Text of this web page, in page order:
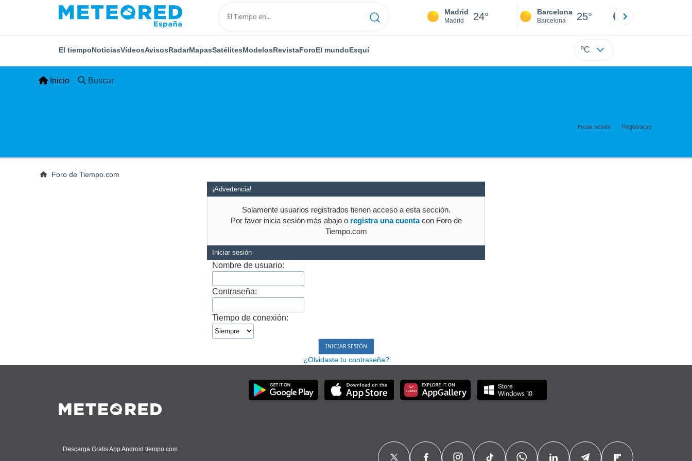
Madrid
Madrid 24° Barcelona
Barcelona 25°
El tiempoNoticiasVídeosAvisosRadarMapasSatélitesModelosRevistaForoEl mundoEsquí ºC
Inicio Buscar
Iniciar sesión Registrarse
Foro de Tiempo.com
¡Advertencia!
Solamente usuarios registrados tienen acceso a esta sección.
Por favor inicia sesión más abajo o registra una cuentacon Foro de
Tiempo.com
Iniciar sesión
Nombre de usuario:
Contraseña:
Tiempo de conexión:
¿Olvidaste tu contraseña?
Descarga Gratis App Android tiempo.com